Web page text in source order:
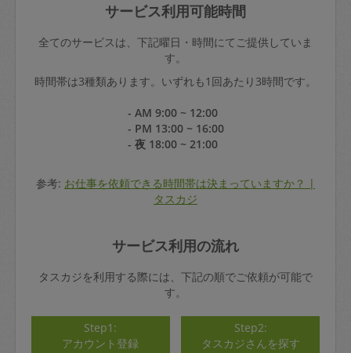
サービス利用可能時間
全てのサービスは、下記曜日・時間にてご提供していま
す。
時間帯は3種類あります。いずれも1回あたり3時間です。
- AM 9:00 ~ 12:00
- PM 13:00 ~ 16:00
- 夜 18:00 ~ 21:00
参考: お仕事を依頼できる時間帯は決まっていますか？ |
タスカジ
サービス利用の流れ
タスカジを利用する際には、下記の順でご依頼が可能で
す。
Step1:
アカウント登録
Step2:
タスカジさんを探す